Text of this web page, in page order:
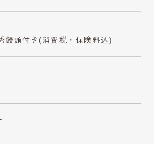
饅頭付き (消費税・保険料込)